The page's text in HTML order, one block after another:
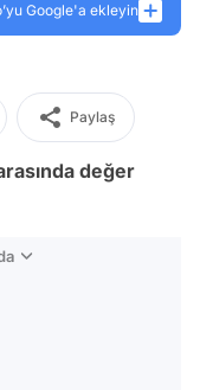
Google'a ekleyin
Paylaş
değer